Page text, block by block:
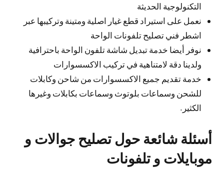
التكنولوجية الحديثة
نعمل على استيراد قطع غيار اصلية ومتينة وتركيبها عبر
اشطر فني تصليح تلفونات الواحة
نوفر أيضا خدمة تبديل شاشة تلفون الواحة باحترافية
ولدينا دقة لامتناهية في تركيب الاكسسوارات
خدمة تقديم جميع الاكسسوارات من شاحن وكابلات
للشحن وسماعات بلوتوث وسماعات بكابلات وغيرها
الكثير.
أسئلة شائعة حول تصليح جوالات و
موبايلات و تلفونات